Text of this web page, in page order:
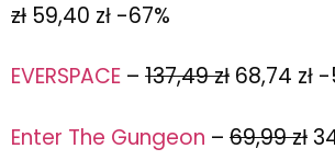
zł 59,40 zł -67%
EVERSPACE – 137,49 zł 68,74 zł
Enter The Gungeon – 69,99 zł